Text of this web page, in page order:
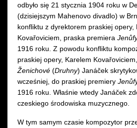
odbyło się 21 stycznia 1904 roku w
(dzisiejszym Mahenovo divadlo) w
konfliktu z dyrektorem praskiej opery,
Kovařoviciem, praska premiera
1916 roku. Z powodu konfliktu
praskiej opery, Karelem
Ženichové (Druhny) Janáček
wcześniej, do praskiej premiery
1916 roku. Właśnie wtedy Janáček
czeskiego środowiska muzycznego.
W tym samym czasie kompozytor